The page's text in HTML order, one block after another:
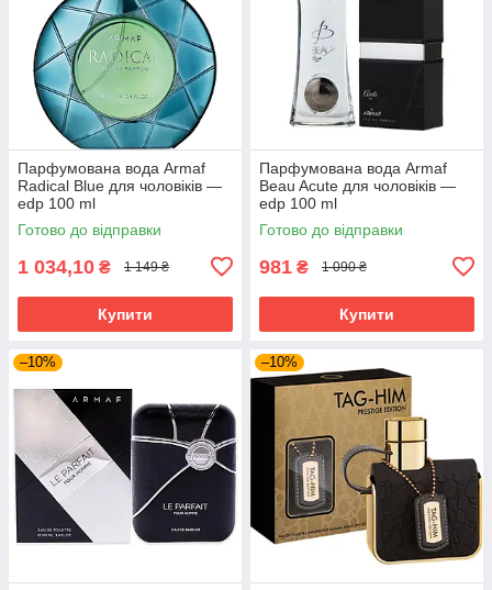
Парфумована вода Armaf
Radical Blue для чоловіків —
edp 100 ml
Готово до відправки
1 034,10 ₴ 1 149 ₴
Купити
Парфумована вода Armaf
Beau Acute для чоловіків —
edp 100 ml
Готово до відправки
981 ₴ 1 090 ₴
Купити
–10% –10%